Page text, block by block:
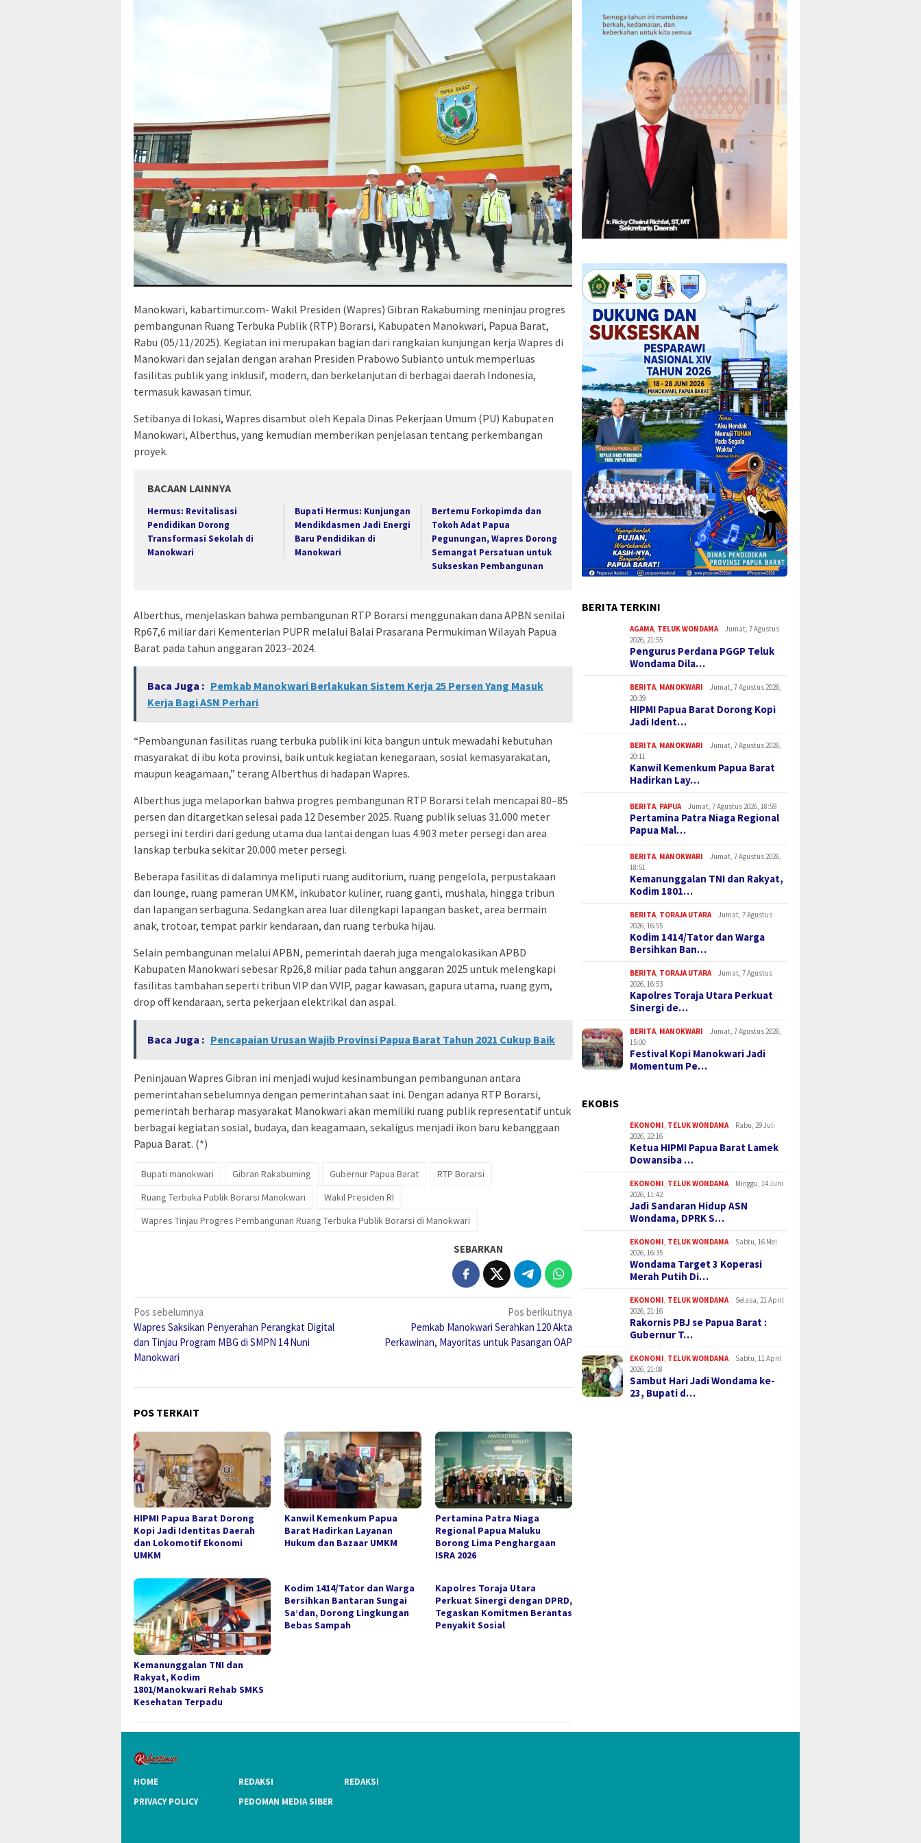
Manokwari, kabartimur.com- Wakil Presiden (Wapres) Gibran Rakabuming meninjau progres
pembangunan Ruang Terbuka Publik (RTP) Borarsi, Kabupaten Manokwari, Papua Barat,
Rabu (05/11/2025). Kegiatan ini merupakan bagian dari rangkaian kunjungan kerja Wapres di
Manokwari dan sejalan dengan arahan Presiden Prabowo Subianto untuk memperluas
fasilitas publik yang inklusif, modern, dan berkelanjutan di berbagai daerah Indonesia,
termasuk kawasan timur.
Setibanya di lokasi, Wapres disambut oleh Kepala Dinas Pekerjaan Umum (PU) Kabupaten
Manokwari, Alberthus, yang kemudian memberikan penjelasan tentang perkembangan
proyek.
BACAAN LAINNYA
Hermus: Revitalisasi
Pendidikan Dorong
Transformasi Sekolah di
Manokwari
Bupati Hermus: Kunjungan
Mendikdasmen Jadi Energi
Baru Pendidikan di
Manokwari
Bertemu Forkopimda dan
Tokoh Adat Papua
Pegunungan, Wapres Dorong
Semangat Persatuan untuk
Sukseskan Pembangunan
Alberthus, menjelaskan bahwa pembangunan RTP Borarsi menggunakan dana APBN senilai
Rp67,6 miliar dari Kementerian PUPR melalui Balai Prasarana Permukiman Wilayah Papua
Barat pada tahun anggaran 2023–2024.
Baca Juga : Pemkab Manokwari Berlakukan Sistem Kerja 25 Persen Yang Masuk
Kerja Bagi ASN Perhari
“Pembangunan fasilitas ruang terbuka publik ini kita bangun untuk mewadahi kebutuhan
masyarakat di ibu kota provinsi, baik untuk kegiatan kenegaraan, sosial kemasyarakatan,
maupun keagamaan,” terang Alberthus di hadapan Wapres.
Alberthus juga melaporkan bahwa progres pembangunan RTP Borarsi telah mencapai 80–85
persen dan ditargetkan selesai pada 12 Desember 2025. Ruang publik seluas 31.000 meter
persegi ini terdiri dari gedung utama dua lantai dengan luas 4.903 meter persegi dan area
lanskap terbuka sekitar 20.000 meter persegi.
Beberapa fasilitas di dalamnya meliputi ruang auditorium, ruang pengelola, perpustakaan
dan lounge, ruang pameran UMKM, inkubator kuliner, ruang ganti, mushala, hingga tribun
dan lapangan serbaguna. Sedangkan area luar dilengkapi lapangan basket, area bermain
anak, trotoar, tempat parkir kendaraan, dan ruang terbuka hijau.
Selain pembangunan melalui APBN, pemerintah daerah juga mengalokasikan APBD
Kabupaten Manokwari sebesar Rp26,8 miliar pada tahun anggaran 2025 untuk melengkapi
fasilitas tambahan seperti tribun VIP dan VVIP, pagar kawasan, gapura utama, ruang gym,
drop off kendaraan, serta pekerjaan elektrikal dan aspal.
Baca Juga : Pencapaian Urusan Wajib Provinsi Papua Barat Tahun 2021 Cukup Baik
Peninjauan Wapres Gibran ini menjadi wujud kesinambungan pembangunan antara
pemerintahan sebelumnya dengan pemerintahan saat ini. Dengan adanya RTP Borarsi,
pemerintah berharap masyarakat Manokwari akan memiliki ruang publik representatif untuk
berbagai kegiatan sosial, budaya, dan keagamaan, sekaligus menjadi ikon baru kebanggaan
Papua Barat. (*)
Bupati manokwari Gibran Rakabuming Gubernur Papua Barat
RTP Borarsi
Ruang Terbuka Publik Borarsi Manokwari
Wakil Presiden RI
Wapres Tinjau Progres Pembangunan Ruang Terbuka Publik Borarsi di Manokwari
SEBARKAN
Navigasi
pos
Pos sebelumnya
Wapres Saksikan Penyerahan Perangkat Digital
dan Tinjau Program MBG di SMPN 14 Nuni
Manokwari
Pos berikutnya
Pemkab Manokwari Serahkan 120 Akta
Perkawinan, Mayoritas untuk Pasangan OAP
POS TERKAIT
HIPMI Papua Barat Dorong
Kopi Jadi Identitas Daerah
dan Lokomotif Ekonomi
UMKM
Kanwil Kemenkum Papua
Barat Hadirkan Layanan
Hukum dan Bazaar UMKM
Pertamina Patra Niaga
Regional Papua Maluku
Borong Lima Penghargaan
ISRA 2026
Kemanunggalan TNI dan
Rakyat, Kodim
1801/Manokwari Rehab SMKS
Kesehatan Terpadu
Kodim 1414/Tator dan Warga
Bersihkan Bantaran Sungai
Sa’dan, Dorong Lingkungan
Bebas Sampah
Kapolres Toraja Utara
Perkuat Sinergi dengan DPRD,
Tegaskan Komitmen Berantas
Penyakit Sosial
BERITA TERKINI
AGAMA TELUK WONDAMA
Jumat, 7 Agustus
2026, 21:55
Pengurus Perdana PGGP Teluk
Wondama Dila…
BERITA MANOKWARI
Jumat, 7 Agustus 2026,
20:39
HIPMI Papua Barat Dorong Kopi
Jadi Ident…
BERITA MANOKWARI
Jumat, 7 Agustus 2026,
20:11
Kanwil Kemenkum Papua Barat
Hadirkan Lay…
BERITA PAPUA Jumat, 7 Agustus 2026, 18:59
Pertamina Patra Niaga Regional
Papua Mal…
BERITA MANOKWARI
Jumat, 7 Agustus 2026,
18:51
Kemanunggalan TNI dan Rakyat,
Kodim 1801…
BERITA TORAJA UTARA
Jumat, 7 Agustus
2026, 16:55
Kodim 1414/Tator dan Warga
Bersihkan Ban…
BERITA TORAJA UTARA
Jumat, 7 Agustus
2026, 16:53
Kapolres Toraja Utara Perkuat
Sinergi de…
BERITA MANOKWARI
Jumat, 7 Agustus 2026,
15:00
Festival Kopi Manokwari Jadi
Momentum Pe…
EKOBIS
EKONOMI TELUK WONDAMA
Rabu, 29 Juli
2026, 22:16
Ketua HIPMI Papua Barat Lamek
Dowansiba …
EKONOMI TELUK WONDAMA
Minggu, 14 Juni
2026, 11:42
Jadi Sandaran Hidup ASN
Wondama, DPRK S…
EKONOMI TELUK WONDAMA
Sabtu, 16 Mei
2026, 16:35
Wondama Target 3 Koperasi
Merah Putih Di…
EKONOMI TELUK WONDAMA
Selasa, 21 April
2026, 21:16
Rakornis PBJ se Papua Barat :
Gubernur T…
EKONOMI TELUK WONDAMA
Sabtu, 11 April
2026, 21:08
Sambut Hari Jadi Wondama ke-
23, Bupati d…
HOME REDAKSI
REDAKSI
PRIVACY POLICY
PEDOMAN MEDIA SIBER